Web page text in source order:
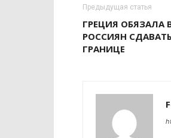
Предыдущая статья
ГРЕЦИЯ
РОССИЯН СДАВАТЬ
ГРАНИЦЕ